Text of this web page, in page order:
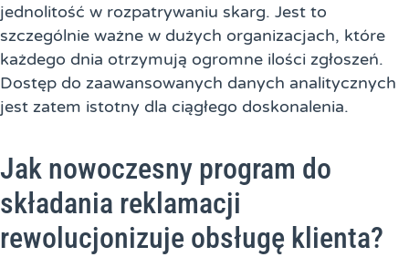
jednolitość w rozpatrywaniu skarg. Jest to
szczególnie ważne w dużych organizacjach, które
każdego dnia otrzymują ogromne ilości zgłoszeń.
Dostęp do zaawansowanych danych analitycznych
jest zatem istotny dla ciągłego doskonalenia.
Jak nowoczesny program do
składania reklamacji
rewolucjonizuje obsługę klienta?